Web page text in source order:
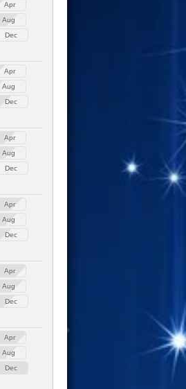
Apr
Aug
Dec
Apr
Aug
Dec
Apr
Aug
Dec
Apr
Aug
Dec
Apr
Aug
Dec
Apr
Aug
Dec